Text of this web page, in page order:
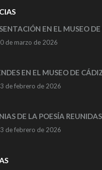
EN EL MUSEO
de marzo de 2026
EN EL MUSEO DE
de febrero de 2026
DE LA POESÍA
de febrero de 2026